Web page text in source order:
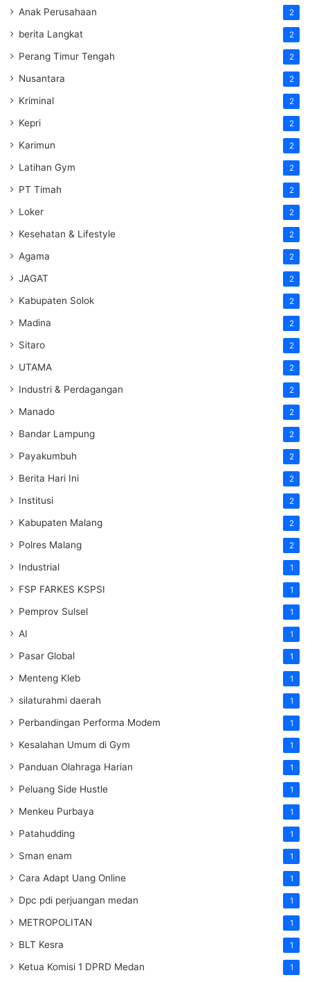
Anak Perusahaan 2
berita Langkat 2
Perang Timur Tengah 2
Nusantara 2
Kriminal 2
Kepri 2
Karimun 2
Latihan Gym 2
PT Timah 2
Loker 2
Kesehatan & Lifestyle 2
Agama 2
JAGAT 2
Kabupaten Solok 2
Madina 2
Sitaro 2
UTAMA 2
Industri & Perdagangan 2
Manado 2
Bandar Lampung 2
Payakumbuh 2
Berita Hari Ini 2
Institusi 2
Kabupaten Malang 2
Polres Malang 2
Industrial 1
FSP FARKES KSPSI 1
Pemprov Sulsel 1
AI 1
Pasar Global 1
Menteng Kleb 1
silaturahmi daerah 1
Perbandingan Performa Modem 1
Kesalahan Umum di Gym 1
Panduan Olahraga Harian 1
Peluang Side Hustle 1
Menkeu Purbaya 1
Patahudding 1
Sman enam 1
Cara Adapt Uang Online 1
Dpc pdi perjuangan medan 1
METROPOLITAN 1
BLT Kesra 1
Ketua Komisi 1 DPRD Medan 1